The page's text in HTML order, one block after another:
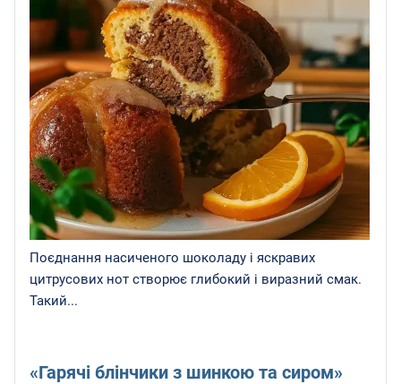
Поєднання насиченого шоколаду і яскравих
цитрусових нот створює глибокий і виразний смак.
Такий...
«Гарячі блінчики з шинкою та сиром»